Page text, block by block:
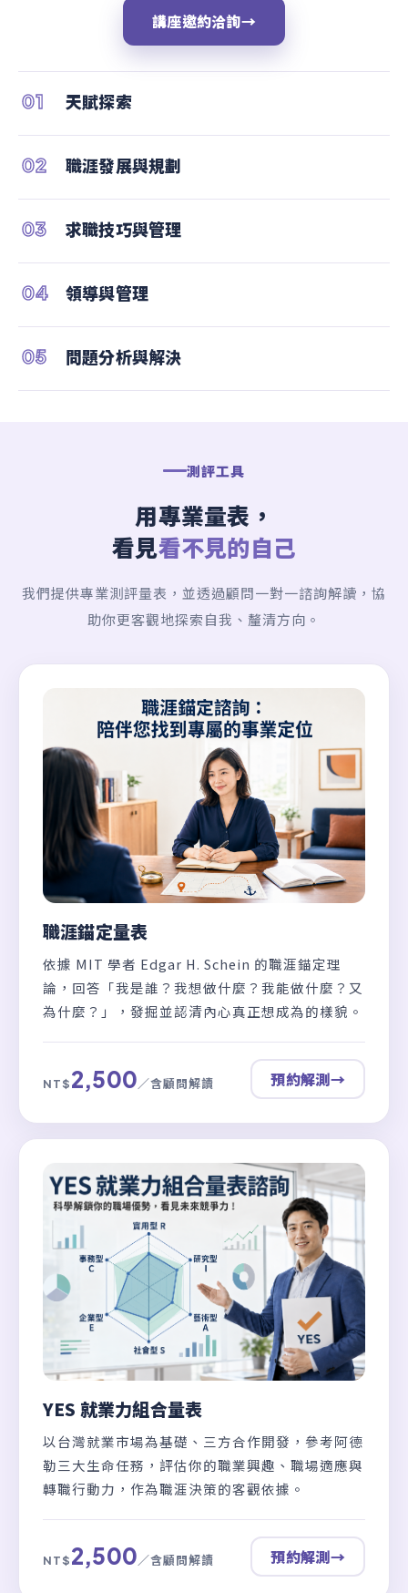
講座邀約洽詢→
01 天賦探索
02 職涯發展與規劃
03 求職技巧與管理
04 領導與管理
05 問題分析與解決
測評工具
用專業量表，
看見看不見的自己
我們提供專業測評量表，並透過顧問一對一諮詢解讀，協
助你更客觀地探索自我、釐清方向。
職涯錨定量表
依據 MIT 學者 Edgar H. Schein 的職涯錨定理
論，回答「我是誰？我想做什麼？我能做什麼？又
為什麼？」，發掘並認清內心真正想成為的樣貌。
NT$2,500／含顧問解讀 預約解測→
YES 就業力組合量表
以台灣就業市場為基礎、三方合作開發，參考阿德
勒三大生命任務，評估你的職業興趣、職場適應與
轉職行動力，作為職涯決策的客觀依據。
NT$2,500／含顧問解讀 預約解測→